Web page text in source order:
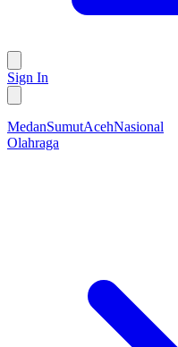
Sign In
MedanSumutAcehNasional
Olahraga